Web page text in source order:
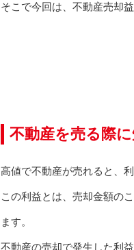
そこで今回は、不動産売却
不動産を売る際
高値で不動産が売れると、
この利益とは、売却金額の
ます。
不動産の売却で発生した利